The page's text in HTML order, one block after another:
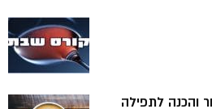
והכנה לתפילה